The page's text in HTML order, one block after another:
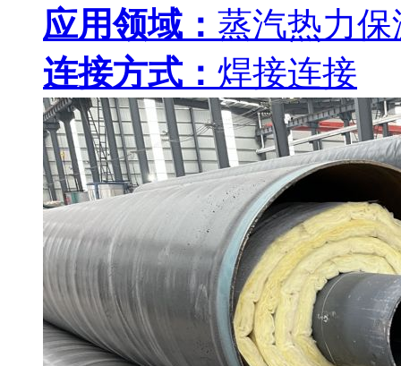
应用领域： 蒸汽热力保
连接方式： 焊接连接